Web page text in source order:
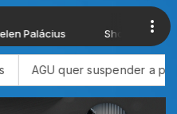
Show da tarde com
suspender a plataforma